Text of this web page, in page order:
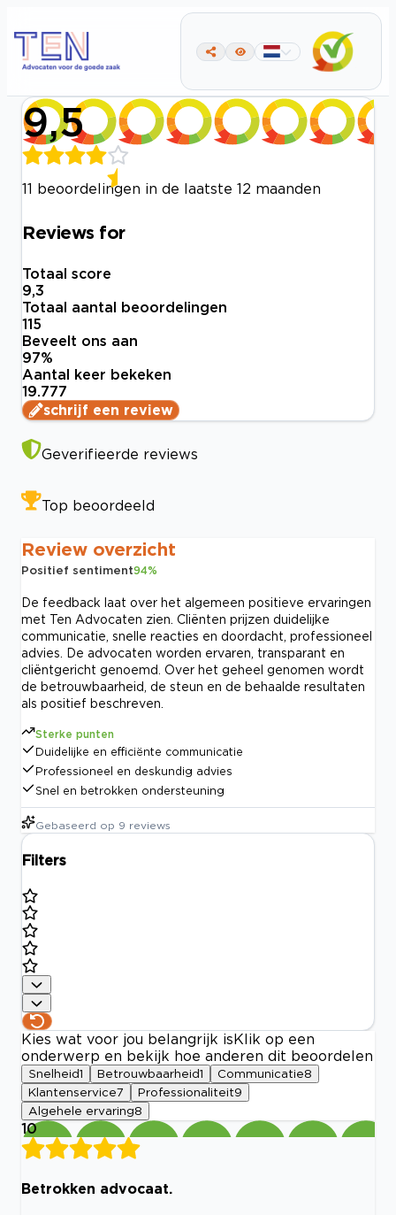
9,5
11 beoordelingen in de laatste 12 maanden
Reviews for
Totaal score
9,3
Totaal aantal beoordelingen
115
Beveelt ons aan
97%
Aantal keer bekeken
19.777
schrijf een review
Geverifieerde reviews
Top beoordeeld
Review overzicht
Positief sentiment94%
De feedback laat over het algemeen positieve ervaringen
met Ten Advocaten zien. Cliënten prijzen duidelijke
communicatie, snelle reacties en doordacht, professioneel
advies. De advocaten worden ervaren, transparant en
cliëntgericht genoemd. Over het geheel genomen wordt
de betrouwbaarheid, de steun en de behaalde resultaten
als positief beschreven.
Sterke punten
Duidelijke en efficiënte communicatie
Professioneel en deskundig advies
Snel en betrokken ondersteuning
Gebaseerd op 9 reviews
Filters
Kies wat voor jou belangrijk is Klik op een
onderwerp en bekijk hoe anderen dit beoordelen
Snelheid1 Betrouwbaarheid1 Communicatie8
Klantenservice7 Professionaliteit9
Algehele ervaring8
10
Betrokken advocaat.